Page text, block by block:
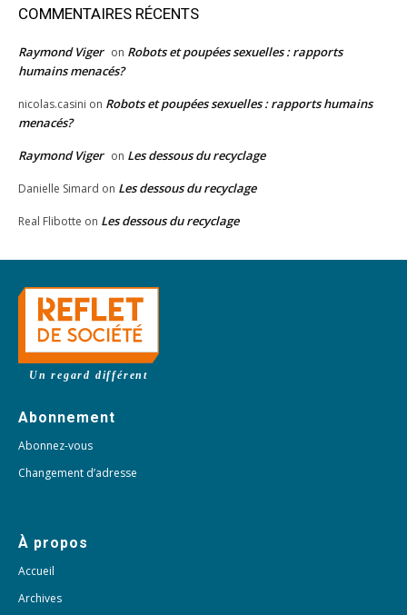
COMMENTAIRES RÉCENTS
Raymond Viger on Robots et poupées sexuelles : rapports
humains menacés?
nicolas.casini on Robots et poupées sexuelles : rapports humains
menacés?
Raymond Viger on Les dessous du recyclage
Danielle Simard on Les dessous du recyclage
Real Flibotte on Les dessous du recyclage
Un regard différent
Abonnement
Abonnez-vous
Changement d’adresse
À propos
Accueil
Archives